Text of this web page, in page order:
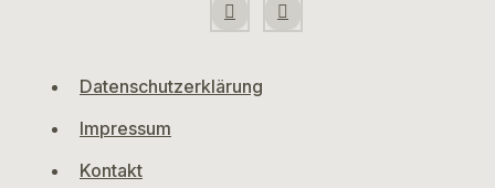
Datenschutzerklärung
Impressum
Kontakt